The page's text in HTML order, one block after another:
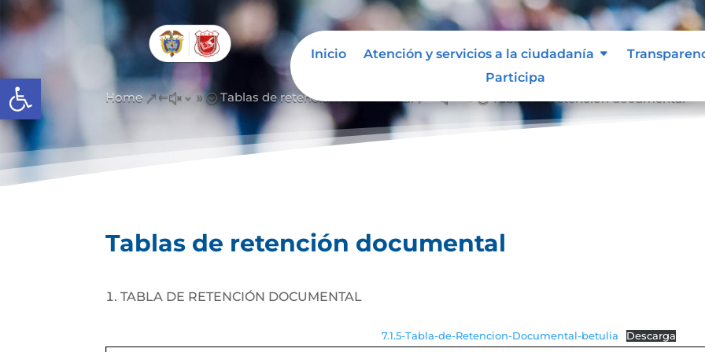
Abrir barra de herramientas
Inicio Atención y servicios a la ciudadanía
Participa
Home &#x39; Tablas de retención documental
Tablas de retención documental
TABLA DE RETENCIÓN DOCUMENTAL
7.1.5-Tabla-de-Retencion-Documental-betulia Descarga